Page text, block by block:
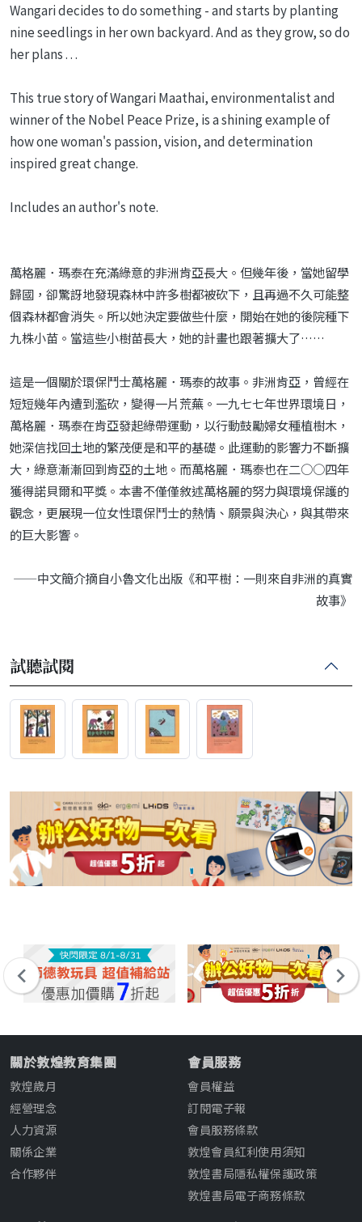
Wangari decides to do something - and starts by planting
nine seedlings in her own backyard. And as they grow, so do
her plans . . .
This true story of Wangari Maathai, environmentalist and
winner of the Nobel Peace Prize, is a shining example of
how one woman's passion, vision, and determination
inspired great change.
Includes an author's note.
萬格麗．瑪泰在充滿綠意的非洲肯亞長大。但幾年後，當她留學
歸國，卻驚訝地發現森林中許多樹都被砍下，且再過不久可能整
個森林都會消失。所以她決定要做些什麼，開始在她的後院種下
九株小苗。當這些小樹苗長大，她的計畫也跟著擴大了……
這是一個關於環保鬥士萬格麗．瑪泰的故事。非洲肯亞，曾經在
短短幾年內遭到濫砍，變得一片荒蕪。一九七七年世界環境日，
萬格麗．瑪泰在肯亞發起綠帶運動，以行動鼓勵婦女種植樹木，
她深信找回土地的繁茂便是和平的基礎。此運動的影響力不斷擴
大，綠意漸漸回到肯亞的土地。而萬格麗．瑪泰也在二○○四年
獲得諾貝爾和平獎。本書不僅僅敘述萬格麗的努力與環境保護的
觀念，更展現一位女性環保鬥士的熱情、願景與決心，與其帶來
的巨大影響。
——中文簡介摘自小魯文化出版《和平樹：一則來自非洲的真實
故事》
試聽試閱
關於敦煌教育集團
敦煌歲月
經營理念
人力資源
關係企業
合作夥伴
會員服務
會員權益
訂閱電子報
會員服務條款
敦煌會員紅利使用須知
敦煌書局隱私權保護政策
敦煌書局電子商務條款